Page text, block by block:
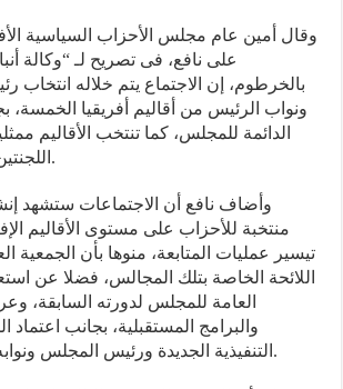
وقال أمين عام مجلس الأحزاب السياسية
على نافع، فى تصريح لـ “وكالة
بالخرطوم، إن الاجتماع يتم خلاله انتخاب
ونواب الرئيس من أقاليم أفريقيا الخمسة،
الدائمة للمجلس، كما تنتخب الأقاليم
اللجنتين التنفيذية والدائمة.
وأضاف نافع أن الاجتماعات ستشهد
منتخبة للأحزاب على مستوى الأقاليم
تيسير عمليات المتابعة، منوها بأن الجمعية
اللائحة الخاصة بتلك المجالس، فضلا عن
العامة للمجلس لدورته السابقة،
والبرامج المستقبلية، بجانب اعتماد
التنفيذية الجديدة ورئيس المجلس ونوابه ومجالس الأقاليم.